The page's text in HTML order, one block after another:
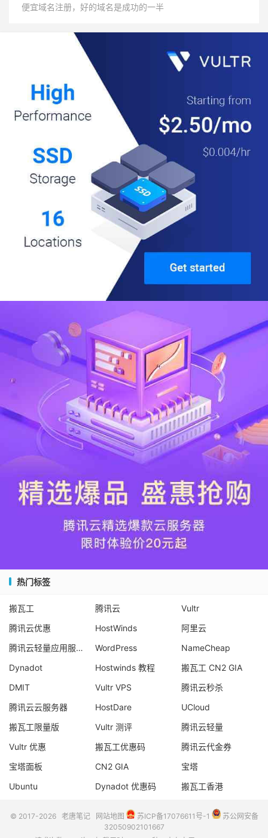
便宜域名注册，好的域名是成功的一半
热门标签
搬瓦工 腾讯云
Vultr
腾讯云优惠
HostWinds
阿里云
腾讯云轻量应用服务器
WordPress
NameCheap
Dynadot
Hostwinds 教程
搬瓦工 CN2 GIA
DMIT
Vultr VPS
腾讯云秒杀
腾讯云云服务器
HostDare
UCloud
搬瓦工限量版
Vultr 测评
腾讯云轻量
Vultr 优惠
搬瓦工优惠码
腾讯云代金券
宝塔面板
CN2 GIA
宝塔
Ubuntu
Dynadot 优惠码 搬瓦工香港
© 2017-2026 老唐笔记 网站地图 苏ICP备17076611号-1
苏公网安备
32050902101667